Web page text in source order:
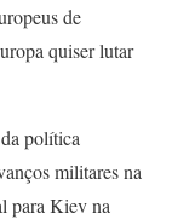
de
quiser lutar
política
militares na
para Kiev na